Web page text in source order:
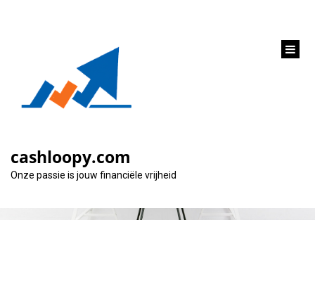
cashloopy.com
Onze passie is jouw financiële vrijheid
Maand: